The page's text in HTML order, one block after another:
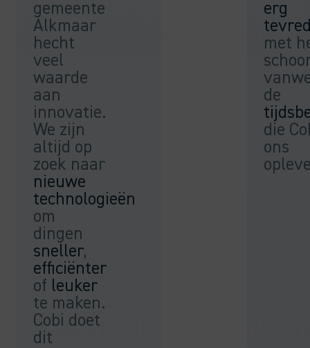
gemeente
Alkmaar
hecht
veel
waarde
aan
innovatie.
We zijn
altijd op
zoek naar
nieuwe
technologieën
om
dingen
sneller,
efficiënter
of leuker
te maken.
Cobi doet
dit
erg
met
de
die
ons